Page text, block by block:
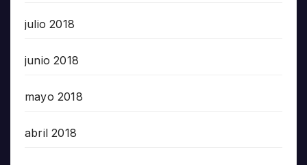
julio 2018
junio 2018
mayo 2018
abril 2018